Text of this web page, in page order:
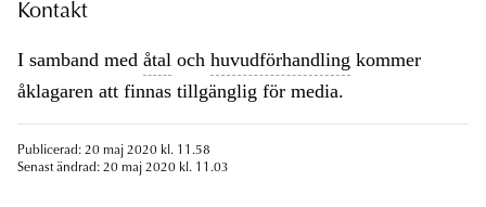
Kontakt
I samband med åtal och huvudförhandling kommer
åklagaren att finnas tillgänglig för media.
Publicerad: 20 maj 2020 kl. 11.58
Senast ändrad: 20 maj 2020 kl. 11.03